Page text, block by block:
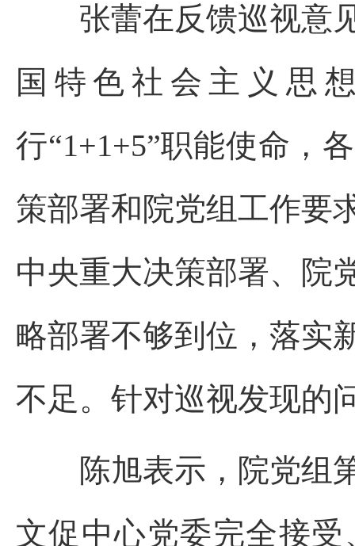
张蕾在反馈巡视意
国特色社会主义思
行“1+1+5”职能使命，
策部署和院党组工作要
中央重大决策部署、院
略部署不够到位，落实
不足。针对巡视发现的
陈旭表示，院党组
文促中心党委完全接